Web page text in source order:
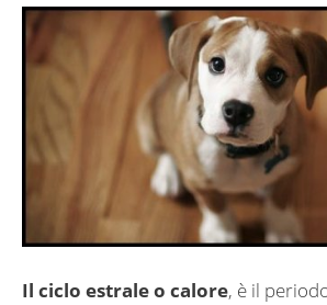
Il ciclo estrale o calore, è il